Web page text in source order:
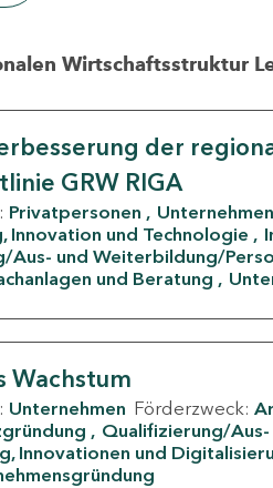
Wirtschaftsstruktur
der
GRW RIGA
Privatpersonen Unternehmen
Innovation und Technologie
Aus- und Weiterbildung/
und Beratung
Wachstum
Unternehmen Förderzweck:
Qualifizierung/Aus-
Innovationen und